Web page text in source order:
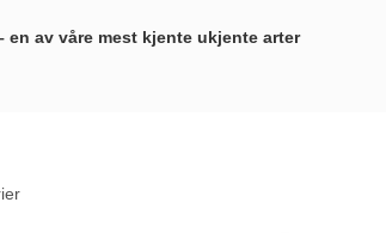
en av våre mest kjente ukjente arter